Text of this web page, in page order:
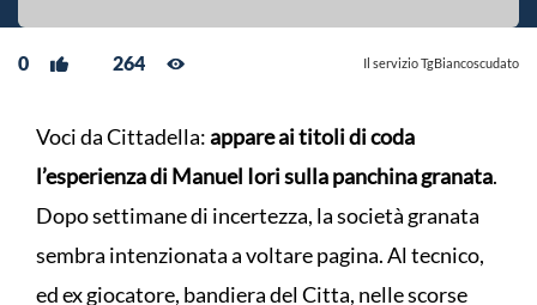
0 264 Il servizio TgBiancoscudato
Voci da Cittadella:appare ai titoli di coda
l’esperienza di Manuel Iori sulla panchina granata.
Dopo settimane di incertezza, la società granata
sembra intenzionata a voltare pagina. Al tecnico,
ed ex giocatore, bandiera del Citta, nelle scorse